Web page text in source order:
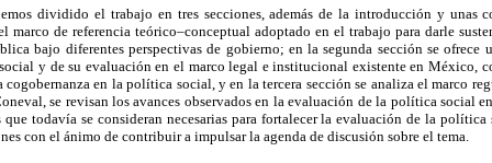
dividido el trabajo en tres secciones, además de la introducción y unas
marco de referencia teórico–conceptual adoptado en el trabajo para darle
bajo diferentes perspectivas de gobierno; en la segunda sección se ofrece
y de su evaluación en el marco legal e institucional existente en México,
en la política social, y en la tercera sección se analiza el marco
se revisan los avances observados en la evaluación de la política social
que todavía se consideran necesarias para fortalecer la evaluación de la
con el ánimo de contribuir a impulsar la agenda de discusión sobre el tema.